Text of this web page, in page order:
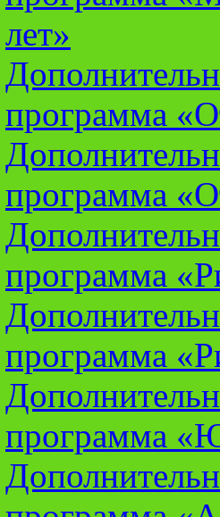
лет»
программа
программа
программа
программа
программа